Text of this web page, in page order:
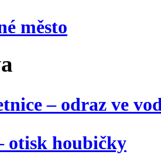
město
– odraz ve
otisk houbičky